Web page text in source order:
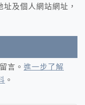
及個人網站網址，
言。 進一步了解
。